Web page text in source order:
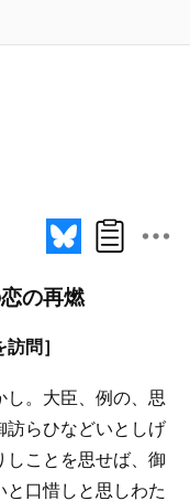
の再燃
問］
し。大臣、例の、思
訪らひなどいとしげ
しことを思せば、御
口惜しと思しわた